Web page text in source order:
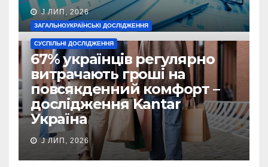
J ЛИП, 2026
ЗАГАЛЬНОУКРАЇНСЬКІ ДОСЛІДЖЕННЯ
СУСПІЛЬНІ ДОСЛІДЖЕННЯ
67% українців регулярно
витрачають гроші на
повсякденний комфорт –
дослідження Kantar
Україна
J ЛИП, 2026